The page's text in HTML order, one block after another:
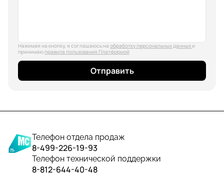
Нажимая на кнопку, я соглашаюсь на обработку персональных данных и
принимаю правила пользования Платформой
Отправить
Телефон отдела продаж
8-499-226-19-93
Телефон технической поддержки
8-812-644-40-48